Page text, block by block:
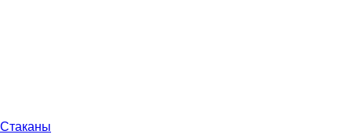
Стаканы